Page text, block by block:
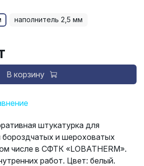
наполнитель 2,5 мм
В корзину
штукатурка для
бороздчатых и шероховатых
числе в СФТК «LOBATHERM».
работ. Цвет: белый.